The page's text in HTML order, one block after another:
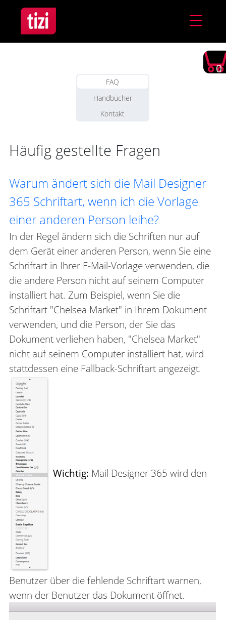
0
FAQ
Handbücher
Kontakt
Häufig gestellte Fragen
Warum ändert sich die Mail Designer
365 Schriftart, wenn ich die Vorlage
einer anderen Person leihe?
In der Regel ändern sich die Schriften nur auf
dem Gerät einer anderen Person, wenn Sie eine
Schriftart in Ihrer E-Mail-Vorlage verwenden, die
die andere Person nicht auf seinem Computer
installiert hat. Zum Beispiel, wenn Sie die
Schriftart "Chelsea Market" in Ihrem Dokument
verwenden, und die Person, der Sie das
Dokument verliehen haben, "Chelsea Market"
nicht auf seinem Computer installiert hat, wird
stattdessen eine Fallback-Schriftart angezeigt.
Wichtig: Mail Designer 365 wird den
Benutzer über die fehlende Schriftart warnen,
wenn der Benutzer das Dokument öffnet.